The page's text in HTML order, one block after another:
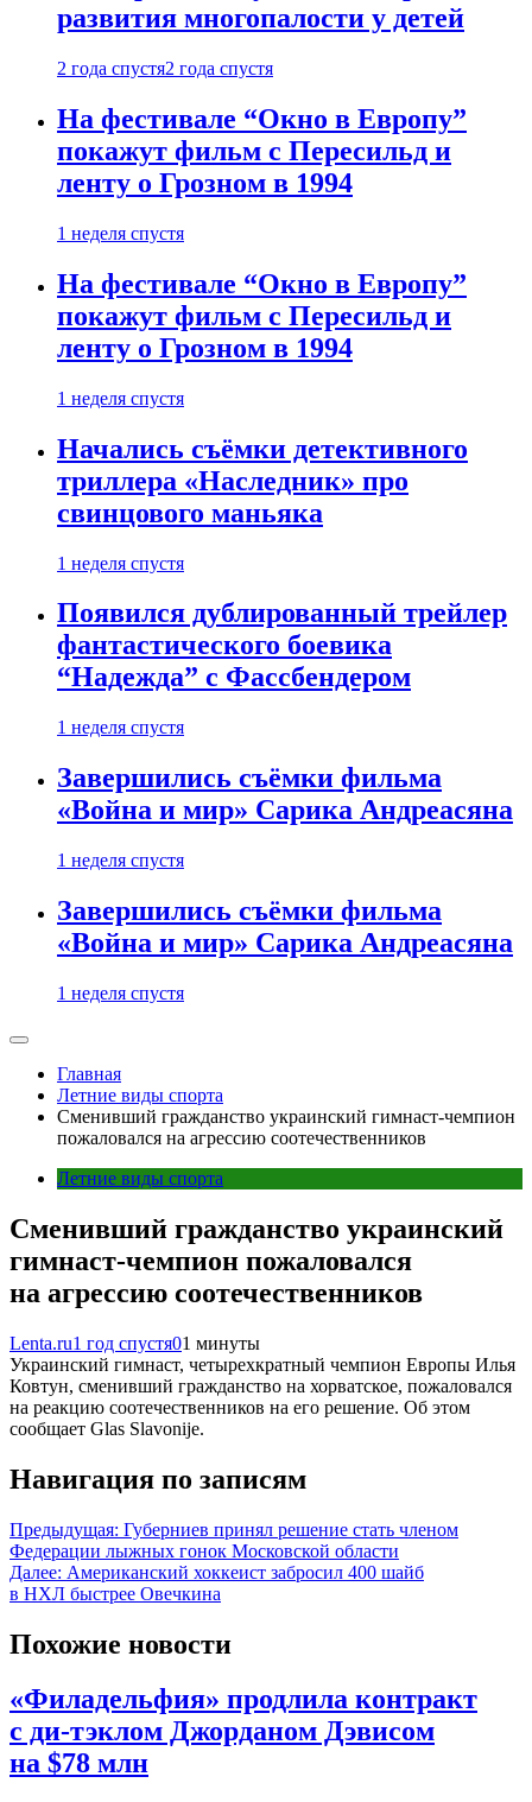
развития многопалости у детей
2 года спустя2 года спустя
На фестивале “Окно в Европу”
покажут фильм с Пересильд и
ленту о Грозном в 1994
1 неделя спустя
На фестивале “Окно в Европу”
покажут фильм с Пересильд и
ленту о Грозном в 1994
1 неделя спустя
Начались съёмки детективного
триллера «Наследник» про
свинцового маньяка
1 неделя спустя
Появился дублированный трейлер
фантастического боевика
“Надежда” с Фассбендером
1 неделя спустя
Завершились съёмки фильма
«Война и мир» Сарика Андреасяна
1 неделя спустя
Завершились съёмки фильма
«Война и мир» Сарика Андреасяна
1 неделя спустя
Главная
Летние виды спорта
Сменивший гражданство украинский гимнаст-чемпион
пожаловался на агрессию соотечественников
Летние виды спорта
Сменивший гражданство украинский
гимнаст-чемпион пожаловался
на агрессию соотечественников
Lenta.ru1 год спустя01 минуты
Украинский гимнаст, четырехкратный чемпион Европы Илья
Ковтун, сменивший гражданство на хорватское, пожаловался
на реакцию соотечественников на его решение. Об этом
сообщает Glas Slavonije.
Навигация по записям
Предыдущая: Губерниев принял решение стать членом
Федерации лыжных гонок Московской области
Далее: Американский хоккеист забросил 400 шайб
в НХЛ быстрее Овечкина
Похожие новости
«Филадельфия» продлила контракт
с ди-тэклом Джорданом Дэвисом
на $78 млн